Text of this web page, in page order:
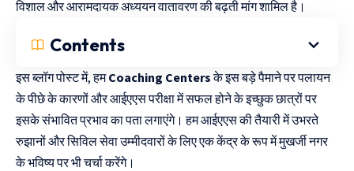
विशाल और आरामदायक अध्ययन वातावरण की बढ़ती मांग शामिल है।
Contents
इस ब्लॉग पोस्ट में, हमCoaching Centersके इस बड़े पैमाने पर पलायन
के पीछे के कारणों और आईएएस परीक्षा में सफल होने के इच्छुक छात्रों पर
इसके संभावित प्रभाव का पता लगाएंगे। हम आईएएस की तैयारी में उभरते
रुझानों और सिविल सेवा उम्मीदवारों के लिए एक केंद्र के रूप में मुखर्जी नगर
के भविष्य पर भी चर्चा करेंगे।